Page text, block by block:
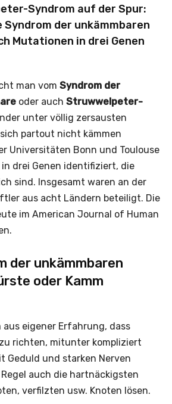
Syndrom auf der Spur:
Syndrom der unkämmbaren
Mutationen in drei Genen
man vom Syndrom der
oder auch Struwwelpeter-
unter völlig zersausten
partout nicht kämmen
Universitäten Bonn und Toulouse
drei Genen identifiziert, die
sind. Insgesamt waren an der
aus acht Ländern beteiligt. Die
im American Journal of Human
der unkämmbaren
oder Kamm
aus eigener Erfahrung, dass
richten, mitunter kompliziert
Geduld und starken Nerven
auch die hartnäckigsten
verfilzten usw. Knoten lösen.